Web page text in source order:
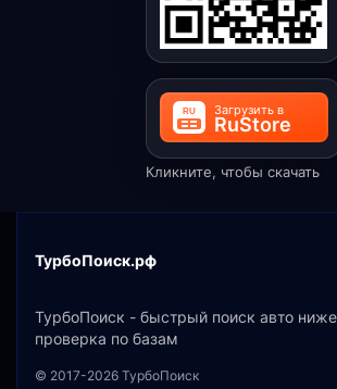
Кликните, чтобы скачать
ТурбоПоиск.рф
ТурбоПоиск - быстрый поиск авто
проверка по базам
© 2017-2026 ТурбоПоиск